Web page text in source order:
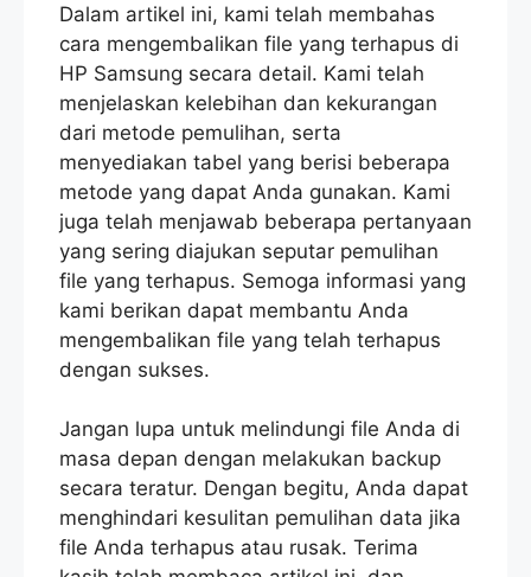
Dalam artikel ini, kami telah membahas
cara mengembalikan file yang terhapus di
HP Samsung secara detail. Kami telah
menjelaskan kelebihan dan kekurangan
dari metode pemulihan, serta
menyediakan tabel yang berisi beberapa
metode yang dapat Anda gunakan. Kami
juga telah menjawab beberapa pertanyaan
yang sering diajukan seputar pemulihan
file yang terhapus. Semoga informasi yang
kami berikan dapat membantu Anda
mengembalikan file yang telah terhapus
dengan sukses.
Jangan lupa untuk melindungi file Anda di
masa depan dengan melakukan backup
secara teratur. Dengan begitu, Anda dapat
menghindari kesulitan pemulihan data jika
file Anda terhapus atau rusak. Terima